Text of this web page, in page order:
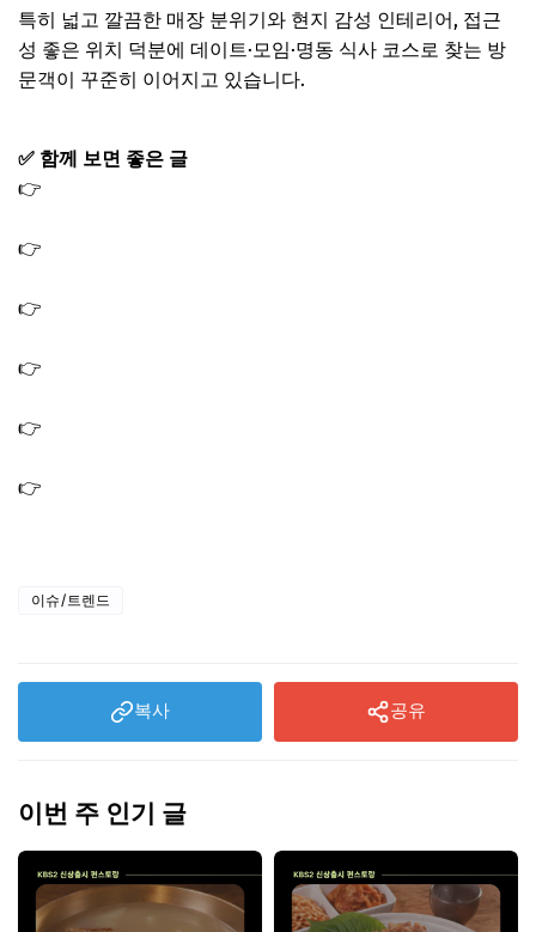
특히 넓고 깔끔한 매장 분위기와 현지 감성 인테리어, 접근
성 좋은 위치 덕분에 데이트·모임·명동 식사 코스로 찾는 방
문객이 꾸준히 이어지고 있습니다.
✅ 함께 보면 좋은 글
👉
👉
👉
👉
👉
👉
이슈/트렌드
복사 공유
이번 주 인기 글